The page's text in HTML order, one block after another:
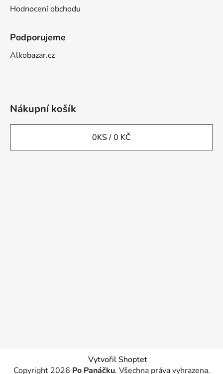
Hodnocení obchodu
Podporujeme
Alkobazar.cz
Nákupní košík
0KS /0 KČ
Vytvořil Shoptet
Copyright 2026 Po Panáčku. Všechna práva vyhrazena.